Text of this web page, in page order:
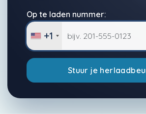
Op te laden nummer:
+1
Stuur je